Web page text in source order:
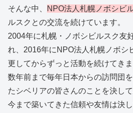
そんな中、
NPO法人札幌ノボシビ
ルスクとの交流を続けています。
2004年に札幌・ノボシビルスク友
れ、2016年にNPO法人札幌ノボシ
更してからずっと活動を続けてきま
数年前まで毎年日本からの訪問団
たシベリアの皆さんのことを決して
今まで築いてきた信頼や友情は決